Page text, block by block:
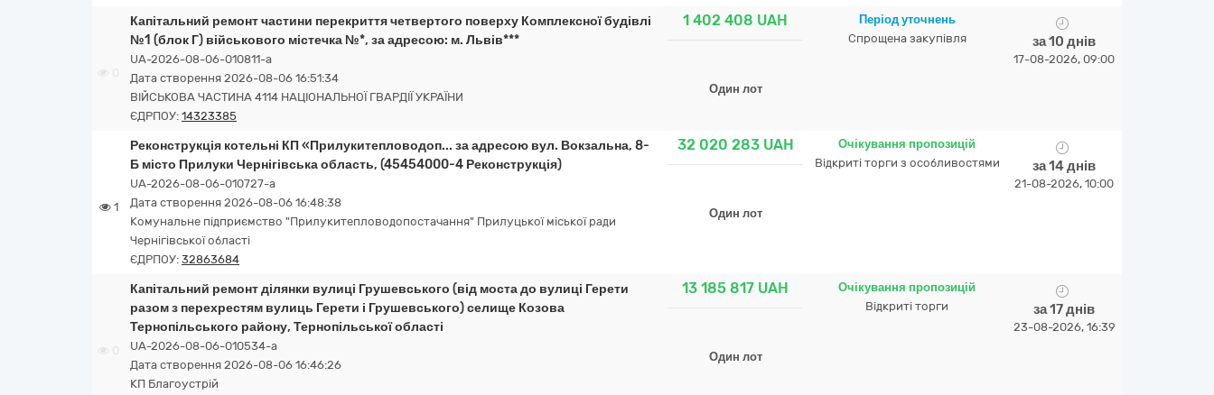
Капітальний ремонт частини перекриття четвертого поверху Комплексної будівлі
№1 (блок Г) військового містечка №*, за адресою: м. Львів***
UA-2026-08-06-010811-a
Дата створення 2026-08-06 16:51:34
ВІЙСЬКОВА ЧАСТИНА 4114 НАЦІОНАЛЬНОЇ ГВАРДІЇ УКРАЇНИ
ЄДРПОУ: 14323385
1 402 408 UAH
Один лот
Період уточнень
Спрощена закупівля
за 10 днів
17-08-2026, 09:00
1
Реконструкція котельні КП «Прилукитепловодоп... за адресою вул. Вокзальна, 8-
Б місто Прилуки Чернігівська область, (45454000-4 Реконструкція)
UA-2026-08-06-010727-a
Дата створення 2026-08-06 16:48:38
Комунальне підприємство "Прилукитепловодопостачання" Прилуцької міської ради
Чернігівської області
ЄДРПОУ: 32863684
32 020 283 UAH
Один лот
Очікування пропозицій
Відкриті торги з особливостями
за 14 днів
21-08-2026, 10:00
Капітальний ремонт ділянки вулиці Грушевського (від моста до вулиці Герети
разом з перехрестям вулиць Герети і Грушевського) селище Козова
Тернопільського району, Тернопільської області
UA-2026-08-06-010534-a
Дата створення 2026-08-06 16:46:26
КП Благоустрій
13 185 817 UAH
Один лот
Очікування пропозицій
Відкриті торги
за 17 днів
23-08-2026, 16:39